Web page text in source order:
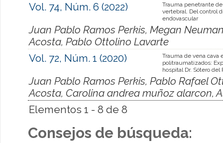
Vol. 74, Núm. 6 (2022)
Trauma penetrante
vertebral. Del control
endovascular
Juan Pablo Ramos Perkis, Megan
Acosta, Pablo Ottolino Lavarte
Vol. 72, Núm. 1 (2020)
Trauma de vena cava
politraumatizados:
hospital Dr. Sótero del
Juan Pablo Ramos Perkis, Pablo Rafael
Acosta, Carolina andrea muñoz alarcon,
Elementos 1 - 8 de 8
Consejos de búsqueda: